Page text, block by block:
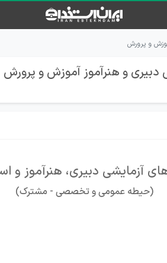
و پرورش
و هنرآموز آموزش و پرورش
آزمایشی دبیری، هنرآموز و
(حیطه عمومی و تخصصی - مشترک)